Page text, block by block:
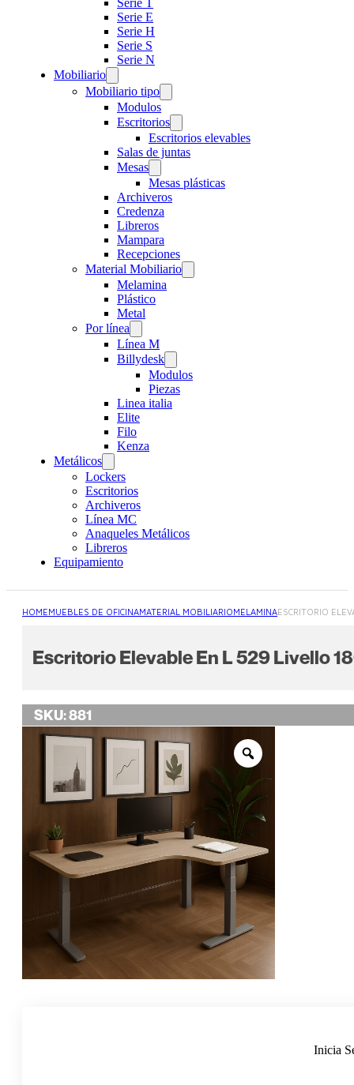
Serie T
Serie E
Serie H
Serie S
Serie N
Mobiliario
Mobiliario tipo
Modulos
Escritorios
Escritorios elevables
Salas de juntas
Mesas
Mesas plásticas
Archiveros
Credenza
Libreros
Mampara
Recepciones
Material Mobiliario
Melamina
Plástico
Metal
Por línea
Línea M
Billydesk
Modulos
Piezas
Linea italia
Elite
Filo
Kenza
Metálicos
Lockers
Escritorios
Archiveros
Línea MC
Anaqueles Metálicos
Libreros
Equipamiento
HOMEMUEBLES DE OFICINAMATERIAL MOBILIARIOMELAMINAESCRITORIO
Escritorio Elevable En L 529 Livello
SKU:881
Inicia